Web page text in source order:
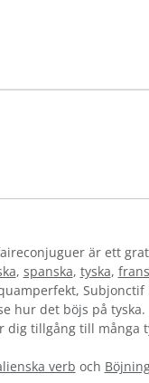
är ett
, spanska, tyska,
hur det böjs på
dig tillgång till
verb och